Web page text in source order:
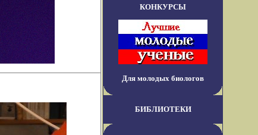
КОНКУРСЫ
Для молодых биологов
БИБЛИОТЕКИ